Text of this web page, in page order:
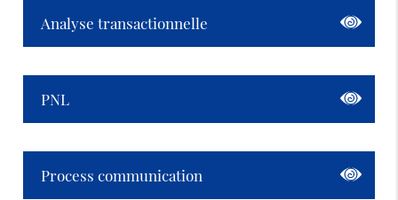
Analyse transactionnelle
PNL
Process communication